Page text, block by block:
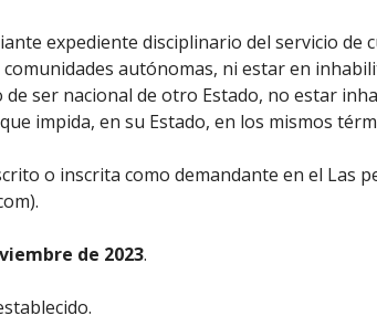
expediente disciplinario del servicio de
autónomas, ni estar en
ser nacional de otro Estado, no estar
impida, en su Estado, en los mismos
o inscrita como demandante en el
de 2023.